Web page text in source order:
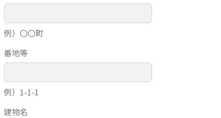
例）〇〇町
番地等
例）1-1-1
建物名